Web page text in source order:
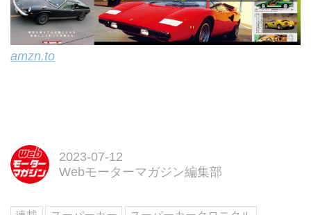
amzn.to
2023-07-12
Webモーターマガジン編集部